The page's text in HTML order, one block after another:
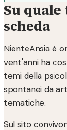
Su
scheda
NienteAnsia è
vent'anni ha
temi della
spontanei da
tematiche.
Sul sito